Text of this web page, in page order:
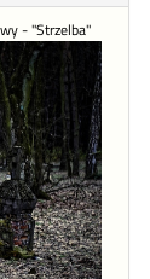
- "Strzelba"